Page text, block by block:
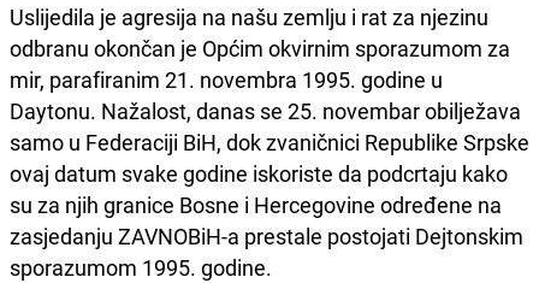
Uslijedila je agresija na našu zemlju i rat za njezinu
odbranu okončan je Općim okvirnim sporazumom za
mir, parafiranim 21. novembra 1995. godine u
Daytonu. Nažalost, danas se 25. novembar obilježava
samo u Federaciji BiH, dok zvaničnici Republike Srpske
ovaj datum svake godine iskoriste da podcrtaju kako
su za njih granice Bosne i Hercegovine određene na
zasjedanju ZAVNOBiH-a prestale postojati Dejtonskim
sporazumom 1995. godine.